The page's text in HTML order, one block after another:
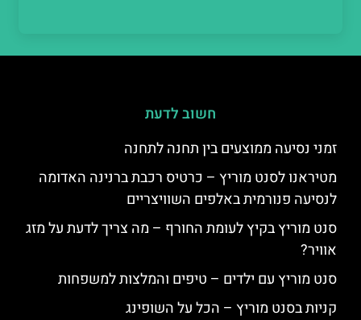
חשוב לדעת
זמני נסיעה ממוצעים בין תחנה לתחנה
מטיראנו לסנט מוריץ – כרטיס רכבת ברנינה האדומה
לנסיעה פנורמית באלפים השוויצריים
סנט מוריץ בקיץ לעומת החורף – מה צריך לדעת על מזג
אוויר?
סנט מוריץ עם ילדים – טיפים והמלצות למשפחות
קניות בסנט מוריץ – הכל על השופינג